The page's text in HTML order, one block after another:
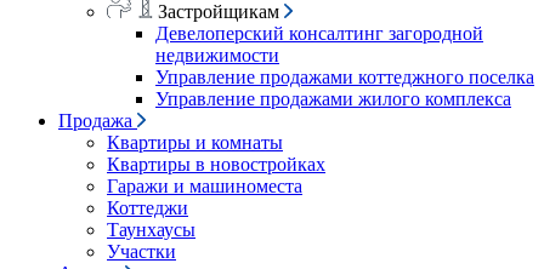
Застройщикам
Девелоперский консалтинг загородной
недвижимости
Управление продажами коттеджного поселка
Управление продажами жилого комплекса
Продажа
Квартиры и комнаты
Квартиры в новостройках
Гаражи и машиноместа
Коттеджи
Таунхаусы
Участки